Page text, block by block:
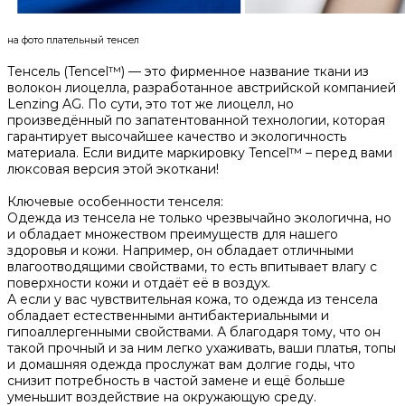
на фото плательный тенсел
Тенсель (Tencel™) — это фирменное название ткани из
волокон лиоцелла, разработанное австрийской компанией
Lenzing AG. По сути, это тот же лиоцелл, но
произведённый по запатентованной технологии, которая
гарантирует высочайшее качество и экологичность
материала. Если видите маркировку Tencel™ – перед вами
люксовая версия этой экоткани!
Ключевые особенности тенселя:
Одежда из тенсела не только чрезвычайно экологична, но
и обладает множеством преимуществ для нашего
здоровья и кожи. Например, он обладает отличными
влагоотводящими свойствами, то есть впитывает влагу с
поверхности кожи и отдаёт её в воздух.
А если у вас чувствительная кожа, то одежда из тенсела
обладает естественными антибактериальными и
гипоаллергенными свойствами. А благодаря тому, что он
такой прочный и за ним легко ухаживать, ваши платья, топы
и домашняя одежда прослужат вам долгие годы, что
снизит потребность в частой замене и ещё больше
уменьшит воздействие на окружающую среду.